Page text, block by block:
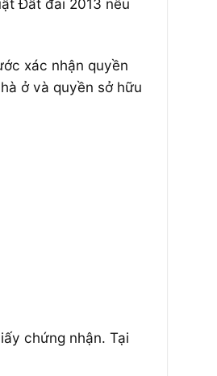
Đất đai 2013 nêu
xác nhận quyền
ở và quyền sở hữu
chứng nhận. Tại